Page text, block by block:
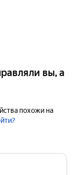
вы, а
похожи на